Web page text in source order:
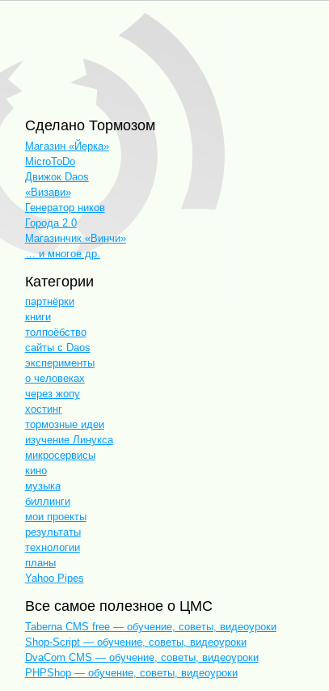
Сделано Тормозом
Магазин «Йерка»
MicroToDo
Движок Daos
«Визави»
Генератор ников
Города 2.0
Магазинчик «Винчи»
… и многое др.
Категории
партнёрки
книги
толпоёбство
сайты с Daos
эксперименты
о человеках
через жопу
хостинг
тормозные идеи
изучение Линукса
микросервисы
кино
музыка
биллинги
мои проекты
результаты
технологии
планы
Yahoo Pipes
Все самое полезное о ЦМС
Taberna CMS free — обучение, советы, видеоуроки
Shop-Script — обучение, советы, видеоуроки
DvaCom CMS — обучение, советы, видеоуроки
PHPShop — обучение, советы, видеоуроки